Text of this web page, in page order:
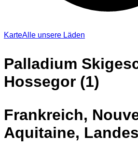
KarteAlle unsere Läden
Palladium
Hossegor (1)
Frankreich,
Aquitaine, Landes